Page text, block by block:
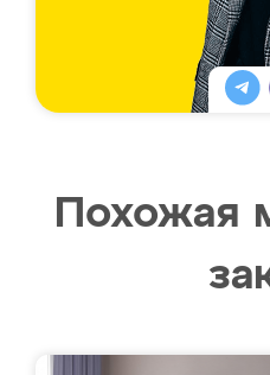
Похожая